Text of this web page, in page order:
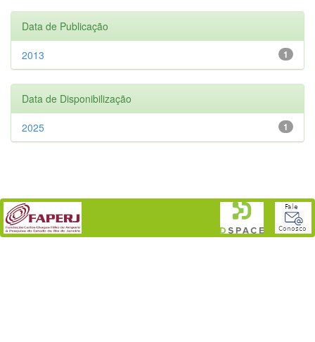
Data de Publicação
1
2013
Data de Disponibilização
1
2025